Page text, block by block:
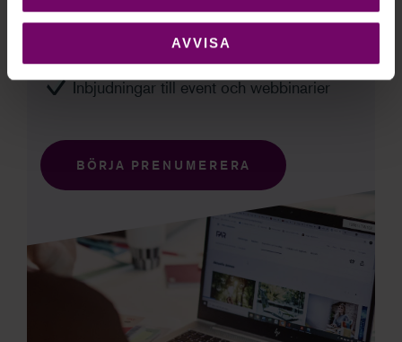
AVVISA
Koll på regelverk
Utbildningstips
Inbjudningar till event och webbinarier
BÖRJA PRENUMERERA